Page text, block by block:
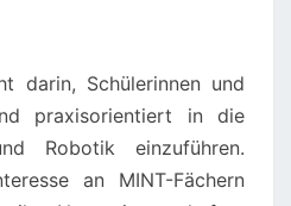
darin, Schülerinnen und
praxisorientiert in die
Robotik einzuführen.
an MINT-Fächern